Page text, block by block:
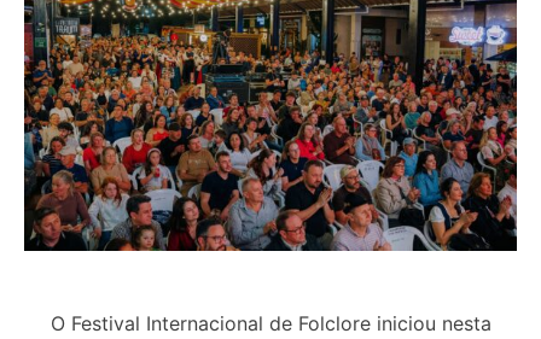
O Festival Internacional de Folclore iniciou nesta